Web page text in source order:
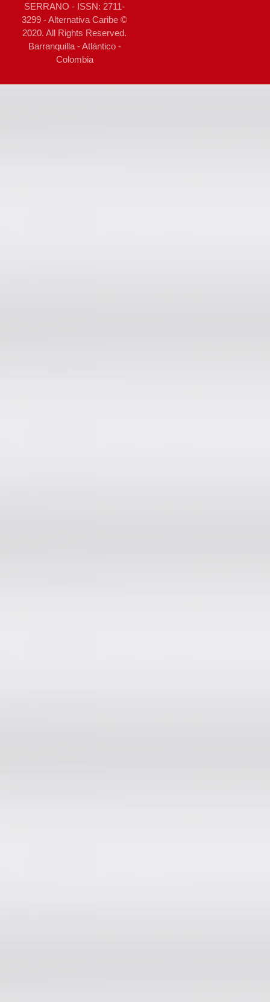
SERRANO - ISSN: 2711-
3299 - Alternativa Caribe ©
2020. All Rights Reserved.
Barranquilla - Atlántico -
Colombia